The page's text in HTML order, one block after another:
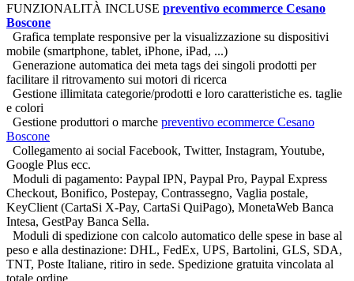
FUNZIONALITÀ INCLUSE preventivo ecommerce Cesano
Boscone
Grafica template responsive per la visualizzazione su dispositivi
mobile (smartphone, tablet, iPhone, iPad, ...)
Generazione automatica dei meta tags dei singoli prodotti per
facilitare il ritrovamento sui motori di ricerca
Gestione illimitata categorie/prodotti e loro caratteristiche es. taglie
e colori
Gestione produttori o marche preventivo ecommerce Cesano
Boscone
Collegamento ai social Facebook, Twitter, Instagram, Youtube,
Google Plus ecc.
Moduli di pagamento: Paypal IPN, Paypal Pro, Paypal Express
Checkout, Bonifico, Postepay, Contrassegno, Vaglia postale,
KeyClient (CartaSi X-Pay, CartaSi QuiPago), MonetaWeb Banca
Intesa, GestPay Banca Sella.
Moduli di spedizione con calcolo automatico delle spese in base al
peso e alla destinazione: DHL, FedEx, UPS, Bartolini, GLS, SDA,
TNT, Poste Italiane, ritiro in sede. Spedizione gratuita vincolata al
totale ordine.